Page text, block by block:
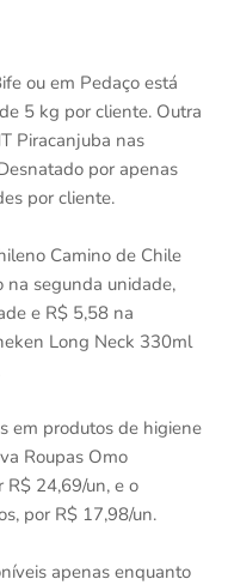
ou em Pedaço está
5 kg por cliente. Outra
Piracanjuba nas
por apenas
por cliente.
Camino de Chile
segunda unidade,
e R$ 5,58 na
Long Neck 330ml
em produtos de higiene
Roupas Omo
R$ 24,69/un, e o
por R$ 17,98/un.
apenas enquanto